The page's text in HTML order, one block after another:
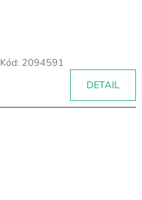
Kód: 2094591
DETAIL